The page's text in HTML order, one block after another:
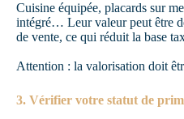
Cuisine équipée, placards sur
intégré… Leur valeur peut être
de vente, ce qui réduit la base
Attention : la valorisation doit
3. Vérifier votre statut de